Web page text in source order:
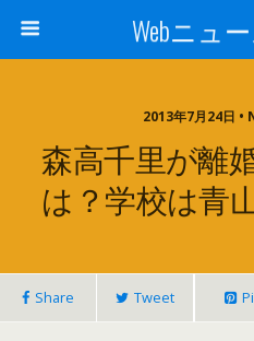
Webニュ
2013年7月24日
森高千里が離
は？学校は青
Share Tweet